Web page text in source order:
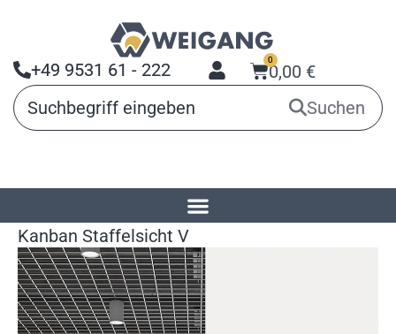
+49 9531 61 - 222 0,00 €
0
Suchen
»Planungstafeln
Kanban Staffelsicht V